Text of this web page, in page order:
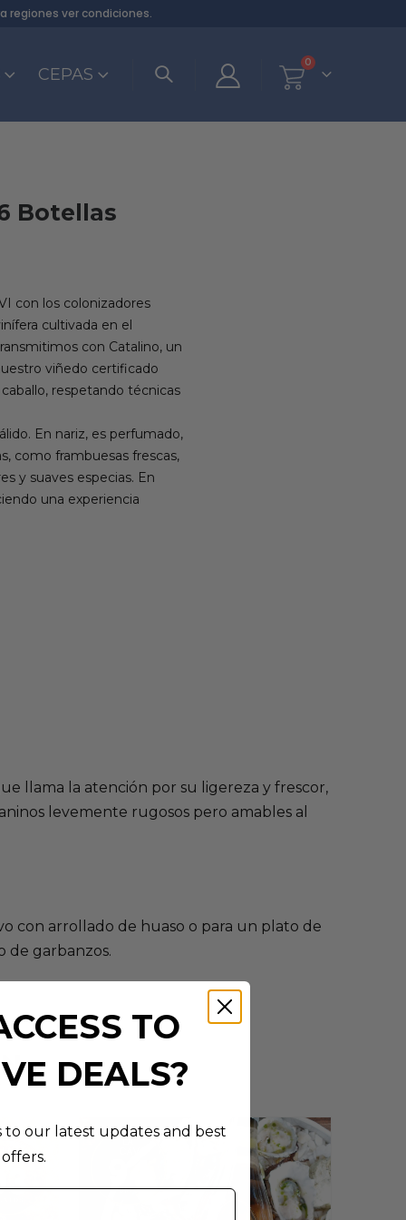
regiones ver condiciones.
CEPAS
0
Botellas
con los colonizadores
cultivada en el
con Catalino, un
viñedo certificado
respetando técnicas
En nariz, es perfumado,
como frambuesas frescas,
y suaves especias. En
una experiencia
llama la atención por su ligereza y frescor,
levemente rugosos pero amables al
con arrollado de huaso o para un plato de
de garbanzos.
TO
DEALS?
to our latest updates and best
offers.